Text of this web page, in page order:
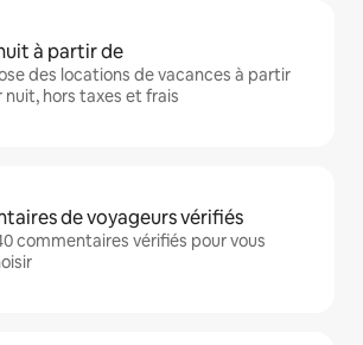
à partir de
des locations de vacances à partir
nuit, hors taxes et frais
de voyageurs vérifiés
commentaires vérifiés pour vous